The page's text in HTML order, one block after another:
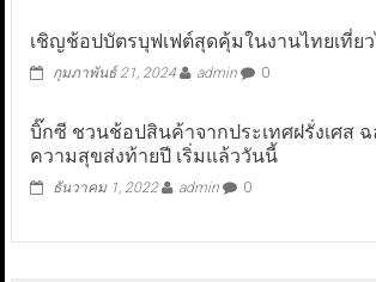
เชิญช้อปบัตรบุฟเฟต์สุดคุ้มในงานไทยเที่ย
กุมภาพันธ์ 21, 2024 admin 0
บิ๊กซี ชวนช้อปสินค้าจากประเทศฝรั่งเศส
ความสุขส่งท้ายปี เริ่มแล้ววันนี้
ธันวาคม 1, 2022 admin 0